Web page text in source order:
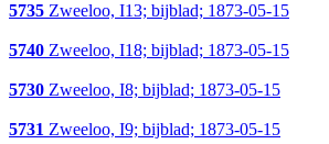
5735 Zweeloo, I13; bijblad; 1873-05-15
5740 Zweeloo, I18; bijblad; 1873-05-15
5730 Zweeloo, I8; bijblad; 1873-05-15
5731 Zweeloo, I9; bijblad; 1873-05-15